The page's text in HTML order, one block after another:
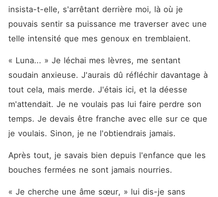
insista-t-elle, s'arrêtant derrière moi, là où je
pouvais sentir sa puissance me traverser avec une
telle intensité que mes genoux en tremblaient.
« Luna... » Je léchai mes lèvres, me sentant
soudain anxieuse. J'aurais dû réfléchir davantage à
tout cela, mais merde. J'étais ici, et la déesse
m'attendait. Je ne voulais pas lui faire perdre son
temps. Je devais être franche avec elle sur ce que
je voulais. Sinon, je ne l'obtiendrais jamais.
Après tout, je savais bien depuis l'enfance que les
bouches fermées ne sont jamais nourries.
« Je cherche une âme sœur, » lui dis-je sans